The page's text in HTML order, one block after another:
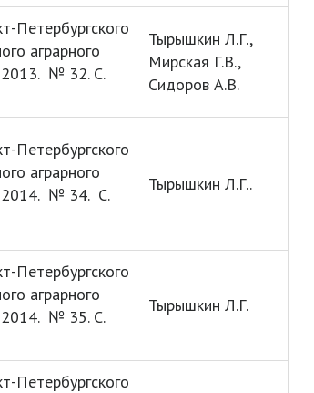
Петербургского
аграрного
2013. № 32. С.
Тырышкин Л.Г.,
Мирская Г.В.,
Сидоров А.В.
Петербургского
аграрного
2014. № 34. С.
Тырышкин Л.Г..
Петербургского
аграрного
2014. № 35. С.
Тырышкин Л.Г.
Петербургского